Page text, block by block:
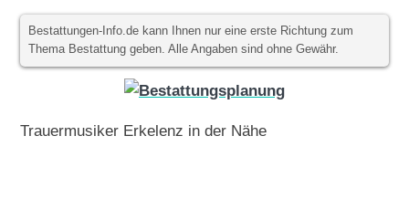
Bestattungen-Info.de kann Ihnen nur eine erste Richtung zum
Thema Bestattung geben. Alle Angaben sind ohne Gewähr.
Trauermusiker Erkelenz in der Nähe